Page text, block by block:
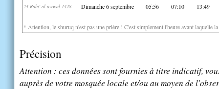
24 Rabi' al-awwal 1448 Dimanche 6 septembre 05:56 07:10 13:49
* Attention, le shuruq n'est pas une prière ! C'est simplement l'heure avant laquelle
Précision
Attention : ces données sont fournies à titre indicatif,
auprès de votre mosquée locale et/ou au moyen de